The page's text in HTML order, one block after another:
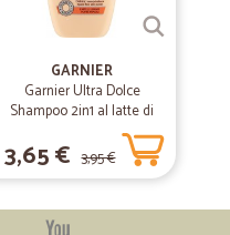
GARNIER
Garnier Ultra Dolce
Shampoo 2in1 al latte di
Vaniglia e polpa di Papaya
per capelli lunghi, 300 ml.
3,65 € 3,95 €